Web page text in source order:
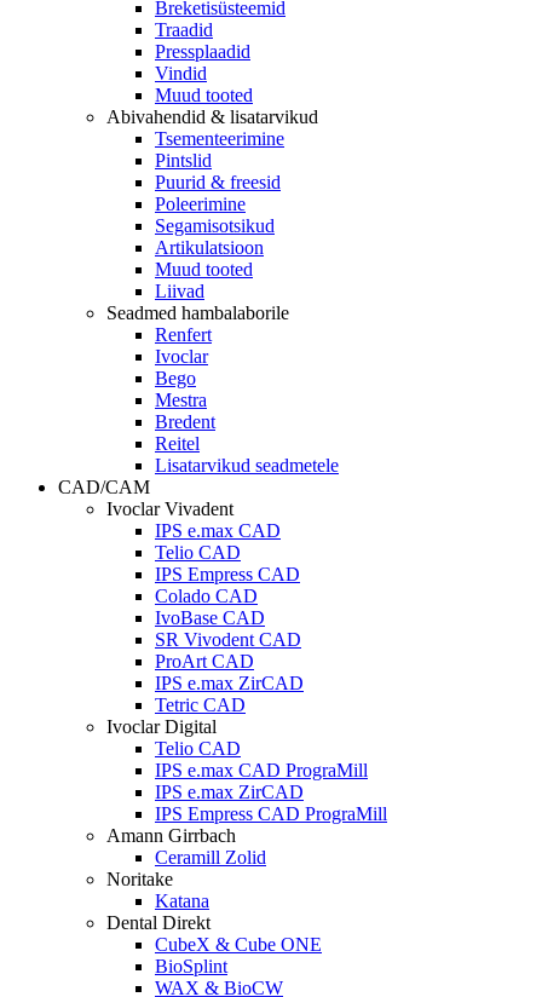
Breketisüsteemid
Traadid
Pressplaadid
Vindid
Muud tooted
Abivahendid & lisatarvikud
Tsementeerimine
Pintslid
Puurid & freesid
Poleerimine
Segamisotsikud
Artikulatsioon
Muud tooted
Liivad
Seadmed hambalaborile
Renfert
Ivoclar
Bego
Mestra
Bredent
Reitel
Lisatarvikud seadmetele
CAD/CAM
Ivoclar Vivadent
IPS e.max CAD
Telio CAD
IPS Empress CAD
Colado CAD
IvoBase CAD
SR Vivodent CAD
ProArt CAD
IPS e.max ZirCAD
Tetric CAD
Ivoclar Digital
Telio CAD
IPS e.max CAD PrograMill
IPS e.max ZirCAD
IPS Empress CAD PrograMill
Amann Girrbach
Ceramill Zolid
Noritake
Katana
Dental Direkt
CubeX & Cube ONE
BioSplint
WAX & BioCW